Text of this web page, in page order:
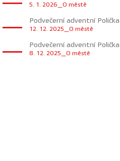
5. 1. 2026_O městě
Podvečerní adventní Polička
12. 12. 2025_O městě
Podvečerní adventní Polička
8. 12. 2025_O městě